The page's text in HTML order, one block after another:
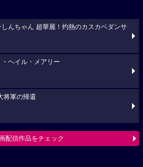
んちゃん 超華麗！灼熱のカスカベダンサ
ヘイル・メアリー
将軍の帰還
配信作品をチェック